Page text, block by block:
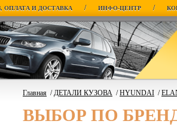
ОПЛАТА И ДОСТАВКА / ИНФО-ЦЕНТР /
Главная /ДЕТАЛИ КУЗОВА /HYUNDAI /
ВЫБОР ПО